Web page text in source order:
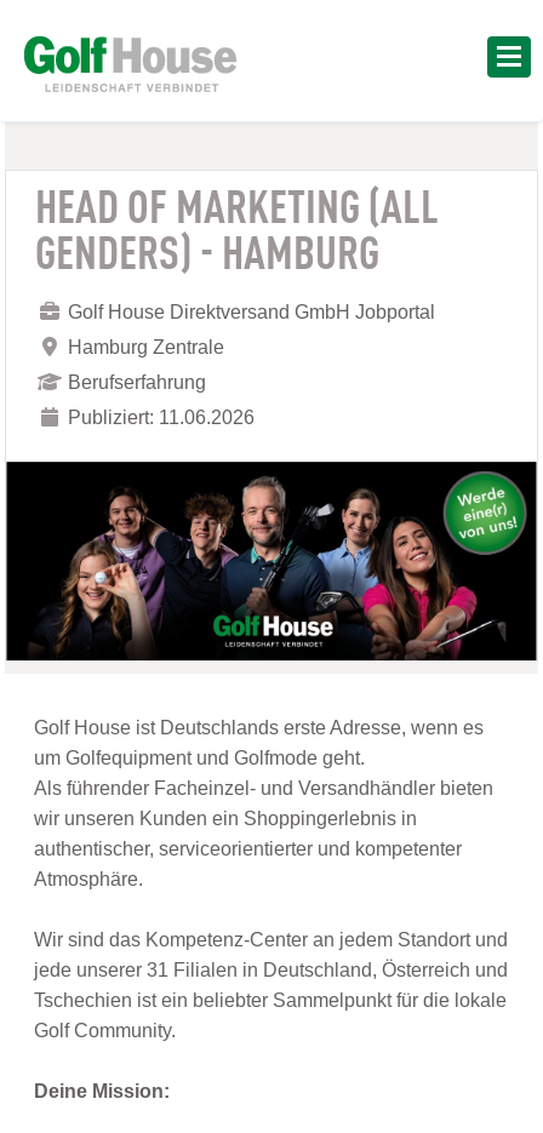
HEAD OF MARKETING (ALL
GENDERS) - HAMBURG
Golf House Direktversand GmbH Jobportal
Hamburg Zentrale
Berufserfahrung
Publiziert: 11.06.2026
Golf House ist Deutschlands erste Adresse, wenn es
um Golfequipment und Golfmode geht.
Als führender Facheinzel- und Versandhändler bieten
wir unseren Kunden ein Shoppingerlebnis in
authentischer, serviceorientierter und kompetenter
Atmosphäre.
Wir sind das Kompetenz-Center an jedem Standort und
jede unserer 31 Filialen in Deutschland, Österreich und
Tschechien ist ein beliebter Sammelpunkt für die lokale
Golf Community.
Deine Mission: